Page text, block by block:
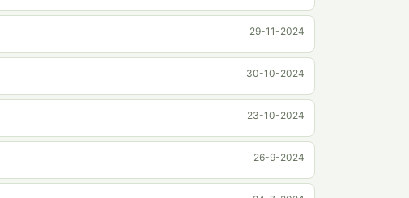
29-11-2024
30-10-2024
23-10-2024
26-9-2024